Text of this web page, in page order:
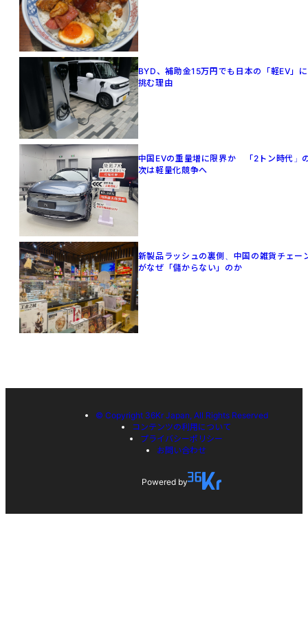
BYD、補助金15万円でも日本の「軽EV」に
挑む理由
中国EVの重量増に限界か 「2トン時代」
次は軽量化競争へ
新製品ラッシュの裏側、中国の雑貨チェー
がなぜ「儲からない」のか
© Copyright 36Kr Japan, All Rights Reserved
コンテンツの利用について
プライバシーポリシー
お問い合わせ
Powered by